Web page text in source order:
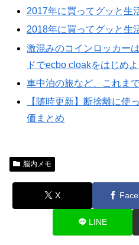
2017年に買ってグッと生
2018年に買ってグッと生
激混みのコインロッカー
ドでecbo cloakをはじめよ
車中泊の旅など、これま
【随時更新】断捨離に使
価まとめ
脳内メモ
X
LINE